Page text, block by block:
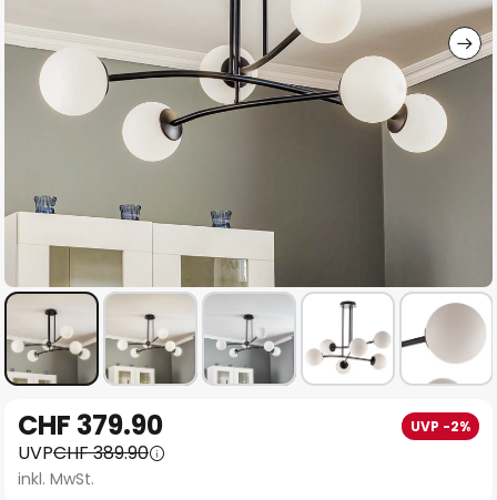
Anfang
der
Bildgalerie
CHF 379.90 UVP -2%
UVPCHF 389.90
inkl. MwSt.